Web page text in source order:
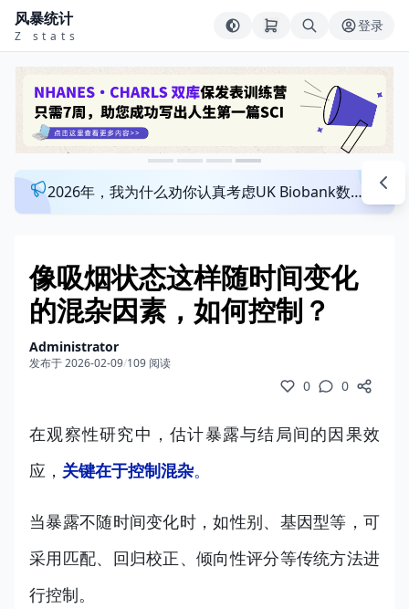
风暴统计
Z stats
登录
2026年，我为什么劝你认真考虑UK Biobank数据库？来看看这个一对一指导发文班
像吸烟状态这样随时间变化
的混杂因素，如何控制？
Administrator
发布于 2026-02-09/109 阅读
0 0
在观察性研究中，估计暴露与结局间的因果效
应， 关键在于控制混杂。
当暴露不随时间变化时，如性别、基因型等，可
采用匹配、回归校正、倾向性评分等传统方法进
行控制。